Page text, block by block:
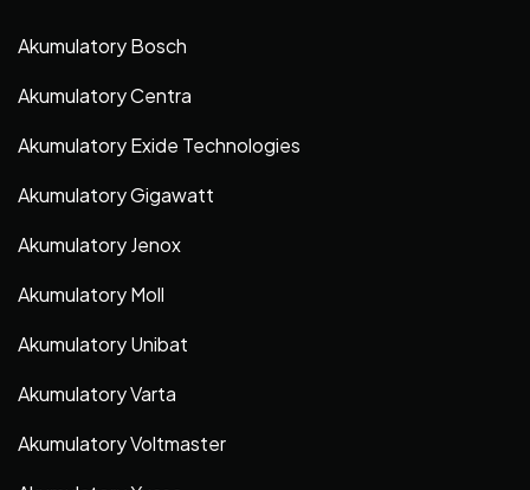
Akumulatory Bosch
Akumulatory Centra
Akumulatory Exide Technologies
Akumulatory Gigawatt
Akumulatory Jenox
Akumulatory Moll
Akumulatory Unibat
Akumulatory Varta
Akumulatory Voltmaster